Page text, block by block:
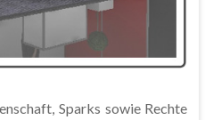
Sparks sowie Rechte